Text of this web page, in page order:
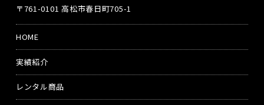
〒761-0101 高松市春日町705-1
HOME
実績紹介
レンタル商品